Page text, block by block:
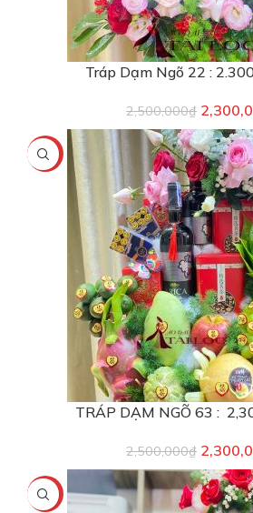
Tráp Dạm Ngõ 22 :
2,500,000₫
-8%
TRÁP DẠM NGÕ 63 :
2,500,000₫
-6%